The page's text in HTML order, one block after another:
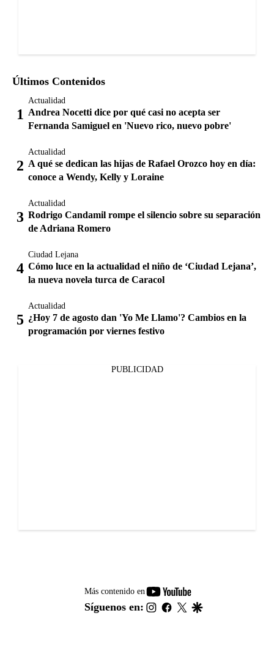
Últimos Contenidos
Actualidad
Andrea Nocetti dice por qué casi no acepta ser
Fernanda Samiguel en 'Nuevo rico, nuevo pobre'
Actualidad
A qué se dedican las hijas de Rafael Orozco hoy en día:
conoce a Wendy, Kelly y Loraine
Actualidad
Rodrigo Candamil rompe el silencio sobre su separación
de Adriana Romero
Ciudad Lejana
Cómo luce en la actualidad el niño de ‘Ciudad Lejana’,
la nueva novela turca de Caracol
Actualidad
¿Hoy 7 de agosto dan 'Yo Me Llamo'? Cambios en la
programación por viernes festivo
PUBLICIDAD
Más contenido en
youtube-
footer
Síguenos en: instagram
facebook
twitter